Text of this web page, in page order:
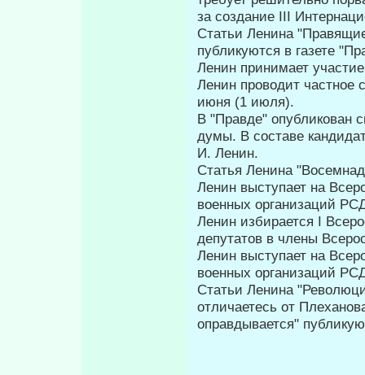
за создание III
Статьи Ленина
публикуются в газете
Ленин принимает
Ленин проводит
июня (1 июля).
В "Правде" опубликован
думы. В составе
И. Ленин.
Статья Ленина
Ленин выступает на
военных организаций
Ленин избирается I
депутатов в члены
Ленин выступает на
военных органи­заций
Статьи Ленина
отличаетесь от
оправдывает­ся"